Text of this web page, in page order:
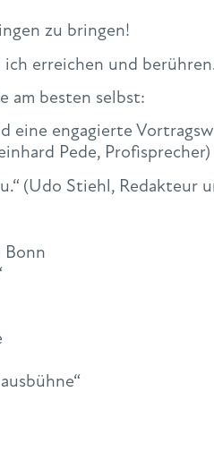
zu bringen!
erreichen und
am besten selbst:
eine engagierte
Pede, Profisprecher)
(Udo Stiehl, Redakteur
Bonn